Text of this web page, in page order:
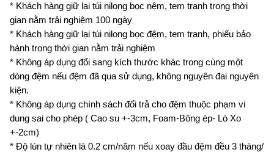
* Khách hàng giữ lại túi nilong bọc nệm, tem tranh trong thời
gian nằm trải nghiệm 100 ngày
* Khách hàng giữ lại túi nilong bọc đệm, tem tranh, phiếu bảo
hành trong thời gian nằm trải nghiệm
* Không áp dụng đổi sang kích thước khác trong cùng một
dòng đệm nếu đệm đã qua sử dụng, không nguyên đai nguyên
kiện.
* Không áp dụng chính sách đổi trả cho đệm thuộc phạm vi
dung sai cho phép ( Cao su +-3cm, Foam-Bông ép- Lò Xo
+-2cm)
* Độ lún tự nhiên là 0.2 cm/năm nếu xoay đầu đệm đều 3 tháng/